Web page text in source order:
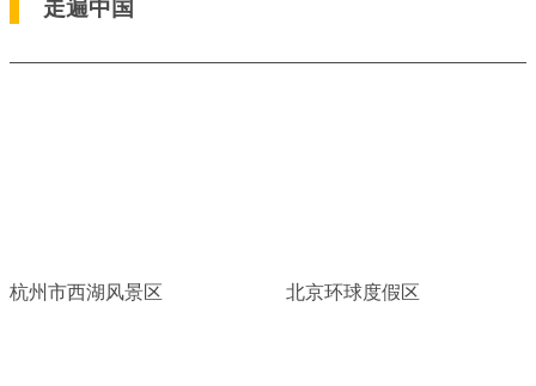
走遍中国
杭州市西湖风景区 北京环球度假区